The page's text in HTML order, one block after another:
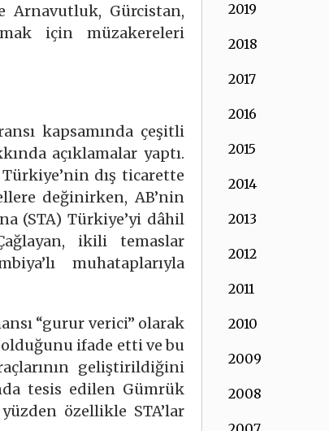
Arnavutluk, Gürcistan,
için müzakereleri
kapsamında çeşitli
açıklamalar yaptı.
dış ticarette
değinirken, AB’nin
(STA) Türkiye’yi dâhil
ikili temaslar
muhataplarıyla
“gurur verici” olarak
ifade etti ve bu
geliştirildiğini
tesis edilen Gümrük
özellikle STA’lar
2019
2018
2017
2016
2015
2014
2013
2012
2011
2010
2009
2008